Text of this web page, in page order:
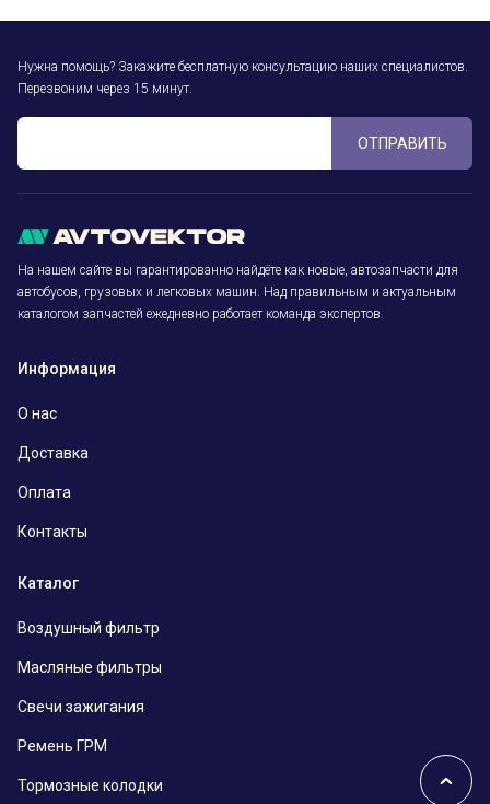
Нужна помощь? Закажите бесплатную консультацию наших специалистов.
Перезвоним через 15 минут.
ОТПРАВИТЬ
На нашем сайте вы гарантированно найдёте как новые, автозапчасти для
автобусов, грузовых и легковых машин. Над правильным и актуальным
каталогом запчастей ежедневно работает команда экспертов.
Информация
О нас
Доставка
Оплата
Контакты
Каталог
Воздушный фильтр
Масляные фильтры
Свечи зажигания
Ремень ГРМ
Тормозные колодки